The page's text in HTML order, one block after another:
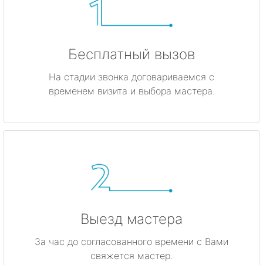
Бесплатный вызов
На стадии звонка договариваемся с
временем визита и выбора мастера.
Выезд мастера
За час до согласованного времени с Вами
свяжется мастер.